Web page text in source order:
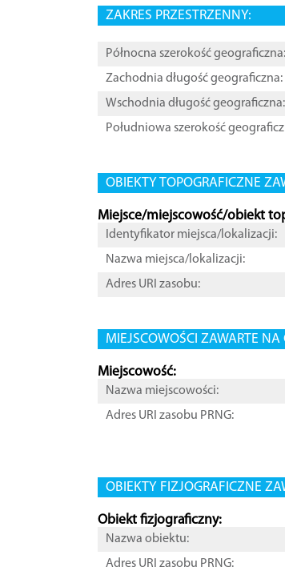
ZAKRES PRZESTRZENNY:
Północna szerokość geograficzna:
Zachodnia długość geograficzna:
Wschodnia długość geograficzna:
Południowa szerokość
OBIEKTY TOPOGRAFICZNE
Miejsce/miejscowość/obiekt
Identyfikator miejsca/lokalizacji:
Nazwa miejsca/lokalizacji:
Adres URI zasobu:
MIEJSCOWOŚCI ZAWARTE
Miejscowość:
Nazwa miejscowości:
Adres URI zasobu PRNG:
OBIEKTY FIZJOGRAFICZNE
Obiekt fizjograficzny:
Nazwa obiektu:
Adres URI zasobu PRNG: